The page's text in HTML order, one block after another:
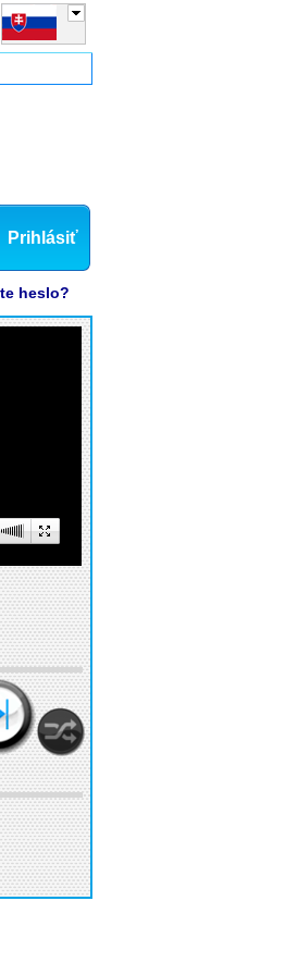
Prihlásiť
heslo?